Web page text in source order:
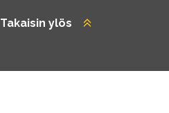
Takaisin ylös